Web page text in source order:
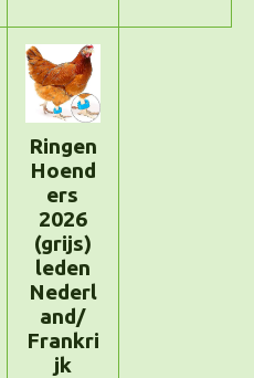
Ringen
Hoend
ers
2026
(grijs)
leden
Nederl
and/
Frankri
jk